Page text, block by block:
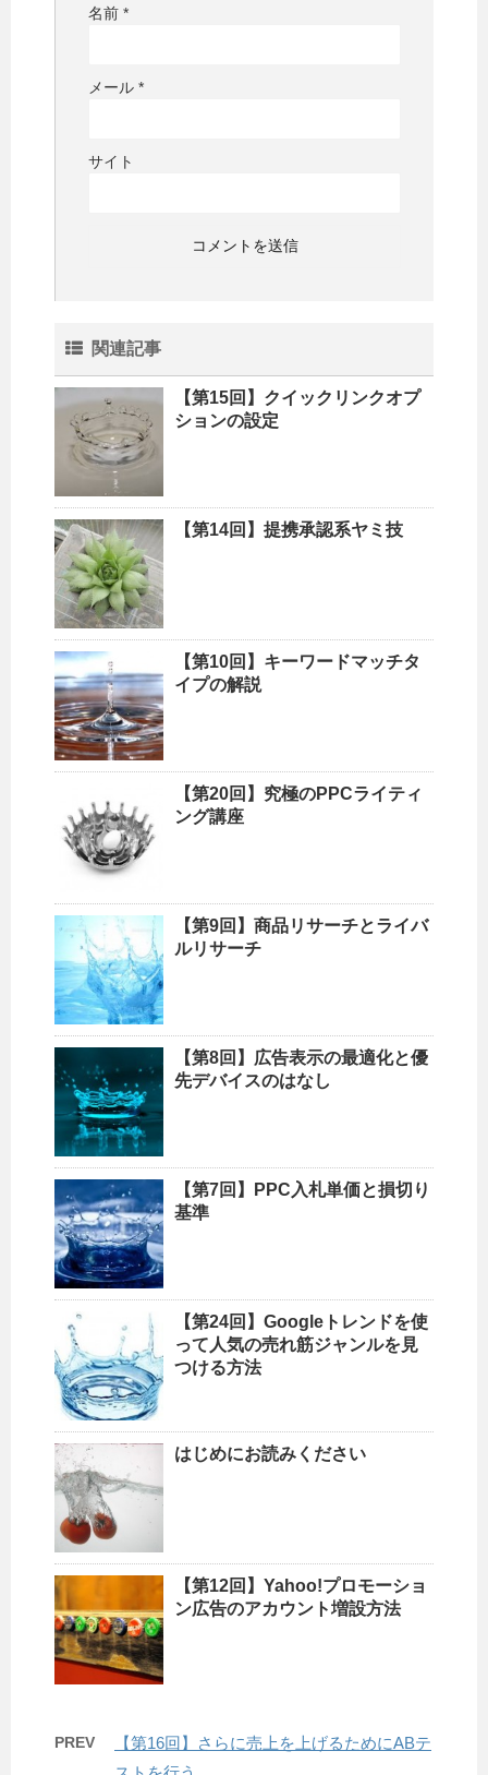
名前 *
メール *
サイト
関連記事
【第15回】クイックリンクオプ
ションの設定
【第14回】提携承認系ヤミ技
【第10回】キーワードマッチタ
イプの解説
【第20回】究極のPPCライティ
ング講座
【第9回】商品リサーチとライバ
ルリサーチ
【第8回】広告表示の最適化と優
先デバイスのはなし
【第7回】PPC入札単価と損切り
基準
【第24回】Googleトレンドを使
って人気の売れ筋ジャンルを見
つける方法
はじめにお読みください
【第12回】Yahoo!プロモーショ
ン広告のアカウント増設方法
PREV
【第16回】さらに売上を上げるためにABテ